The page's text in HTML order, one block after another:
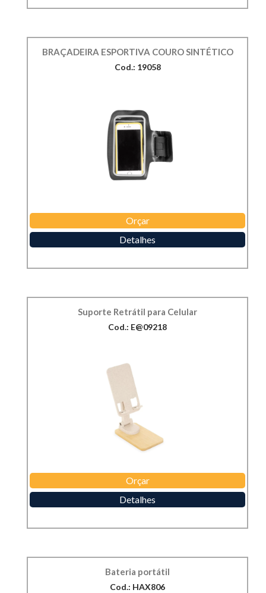
BRAÇADEIRA ESPORTIVA COURO SINTÉTICO
Cod.: 19058
Orçar
Detalhes
Suporte Retrátil para Celular
Cod.: E@09218
Orçar
Detalhes
Bateria portátil
Cod.: HAX806